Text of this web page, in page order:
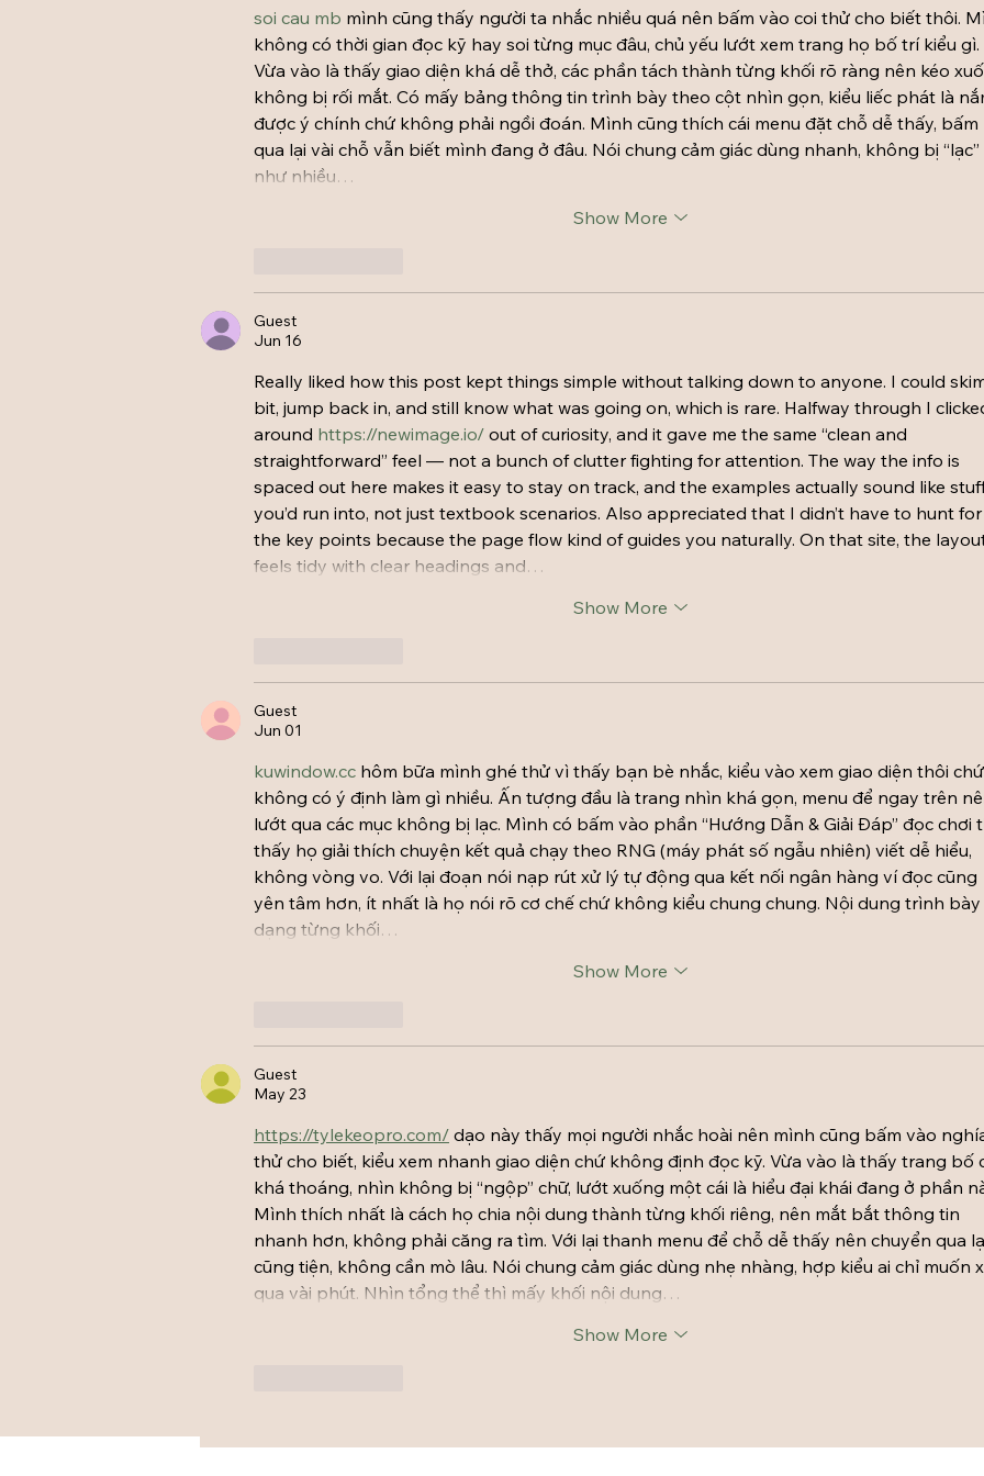
soi cau mb mình cũng thấy người ta nhắc nhiều quá nên bấm vào coi thử cho biết thôi.
không có thời gian đọc kỹ hay soi từng mục đâu, chủ yếu lướt xem trang họ bố trí kiểu gì.
Vừa vào là thấy giao diện khá dễ thở, các phần tách thành từng khối rõ ràng nên kéo
không bị rối mắt. Có mấy bảng thông tin trình bày theo cột nhìn gọn, kiểu liếc phát là
được ý chính chứ không phải ngồi đoán. Mình cũng thích cái menu đặt chỗ dễ thấy, bấm
qua lại vài chỗ vẫn biết mình đang ở đâu. Nói chung cảm giác dùng nhanh, không bị “lạc”
như nhiều…
Show More
Guest
Jun 16
Really liked how this post kept things simple without talking down to anyone. I could
bit, jump back in, and still know what was going on, which is rare. Halfway through I
around https://newimage.io/ out of curiosity, and it gave me the same “clean and
straightforward” feel — not a bunch of clutter fighting for attention. The way the info is
spaced out here makes it easy to stay on track, and the examples actually sound like
you’d run into, not just textbook scenarios. Also appreciated that I didn’t have to hunt for
the key points because the page flow kind of guides you naturally. On that site, the
feels tidy with clear headings and…
Show More
Guest
Jun 01
kuwindow.cc hôm bữa mình ghé thử vì thấy bạn bè nhắc, kiểu vào xem giao diện thôi chứ
không có ý định làm gì nhiều. Ấn tượng đầu là trang nhìn khá gọn, menu để ngay trên
lướt qua các mục không bị lạc. Mình có bấm vào phần “Hướng Dẫn & Giải Đáp” đọc chơi
thấy họ giải thích chuyện kết quả chạy theo RNG (máy phát số ngẫu nhiên) viết dễ hiểu,
không vòng vo. Với lại đoạn nói nạp rút xử lý tự động qua kết nối ngân hàng ví đọc cũng
yên tâm hơn, ít nhất là họ nói rõ cơ chế chứ không kiểu chung chung. Nội dung trình bày
dạng từng khối…
Show More
Guest
May 23
https://tylekeopro.com/ dạo này thấy mọi người nhắc hoài nên mình cũng bấm vào
thử cho biết, kiểu xem nhanh giao diện chứ không định đọc kỹ. Vừa vào là thấy trang bố
khá thoáng, nhìn không bị “ngộp” chữ, lướt xuống một cái là hiểu đại khái đang ở phần
Mình thích nhất là cách họ chia nội dung thành từng khối riêng, nên mắt bắt thông tin
nhanh hơn, không phải căng ra tìm. Với lại thanh menu để chỗ dễ thấy nên chuyển qua
cũng tiện, không cần mò lâu. Nói chung cảm giác dùng nhẹ nhàng, hợp kiểu ai chỉ muốn
qua vài phút. Nhìn tổng thể thì mấy khối nội dung…
Show More